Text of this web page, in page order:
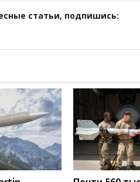
статьи, подпишись: